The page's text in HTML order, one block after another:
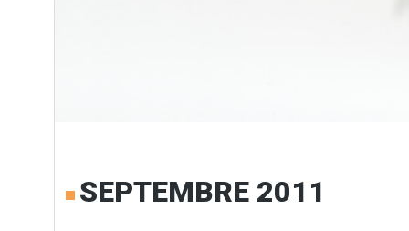
SEPTEMBRE 2011